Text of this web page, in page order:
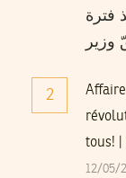
فترة
2
tous! |
12/05/